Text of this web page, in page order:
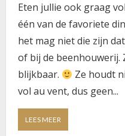
Eten jullie ook graag
één van de favoriete
het mag niet die zijn
of bij de beenhouwerij.
blijkbaar.
Ze houdt
vol au vent, dus geen...
LEES MEERABOUT
VOL